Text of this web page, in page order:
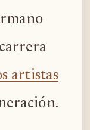
artistas